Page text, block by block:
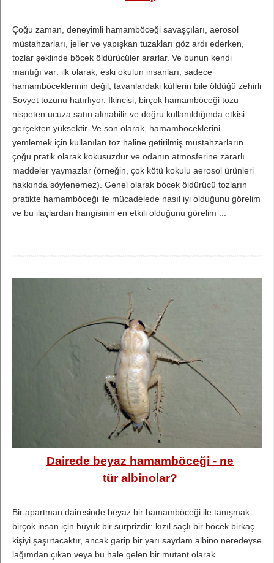
Çoğu zaman, deneyimli hamamböceği savaşçıları, aerosol
müstahzarları, jeller ve yapışkan tuzakları göz ardı ederken,
tozlar şeklinde böcek öldürücüler ararlar. Ve bunun kendi
mantığı var: ilk olarak, eski okulun insanları, sadece
hamamböceklerinin değil, tavanlardaki küflerin bile öldüğü zehirli
Sovyet tozunu hatırlıyor. İkincisi, birçok hamamböceği tozu
nispeten ucuza satın alınabilir ve doğru kullanıldığında etkisi
gerçekten yüksektir. Ve son olarak, hamamböceklerini
yemlemek için kullanılan toz haline getirilmiş müstahzarların
çoğu pratik olarak kokusuzdur ve odanın atmosferine zararlı
maddeler yaymazlar (örneğin, çok kötü kokulu aerosol ürünleri
hakkında söylenemez). Genel olarak böcek öldürücü tozların
pratikte hamamböceği ile mücadelede nasıl iyi olduğunu görelim
ve bu ilaçlardan hangisinin en etkili olduğunu görelim ...
Dairede beyaz hamamböceği - ne
tür albinolar?
Bir apartman dairesinde beyaz bir hamamböceği ile tanışmak
birçok insan için büyük bir sürprizdir: kızıl saçlı bir böcek birkaç
kişiyi şaşırtacaktır, ancak garip bir yarı saydam albino neredeyse
lağımdan çıkan veya bu hale gelen bir mutant olarak